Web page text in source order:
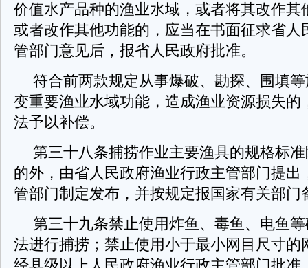
价值水产品种的渔业水域，或者将其改作其
或者改作其他功能的，应当在书面征求省人
管部门意见后，报省人民政府批准。
符合前两款规定从事爆破、勘探、围填
变重要渔业水域功能，造成渔业资源损失的
法予以补偿。
第三十八条捕捞作业主要渔具的规格标
的外，由省人民政府渔业行政主管部门提出
管部门制定发布，并按规定报国家有关部门
第三十九条禁止使用炸鱼、毒鱼、电鱼
法进行捕捞；禁止使用小于最小网目尺寸的